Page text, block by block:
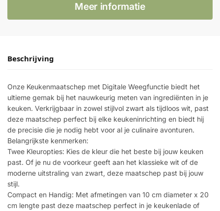
Meer informatie
Beschrijving
Onze Keukenmaatschep met Digitale Weegfunctie biedt het
ultieme gemak bij het nauwkeurig meten van ingrediënten in je
keuken. Verkrijgbaar in zowel stijlvol zwart als tijdloos wit, past
deze maatschep perfect bij elke keukeninrichting en biedt hij
de precisie die je nodig hebt voor al je culinaire avonturen.
Belangrijkste kenmerken:
Twee Kleuropties: Kies de kleur die het beste bij jouw keuken
past. Of je nu de voorkeur geeft aan het klassieke wit of de
moderne uitstraling van zwart, deze maatschep past bij jouw
stijl.
Compact en Handig: Met afmetingen van 10 cm diameter x 20
cm lengte past deze maatschep perfect in je keukenlade of